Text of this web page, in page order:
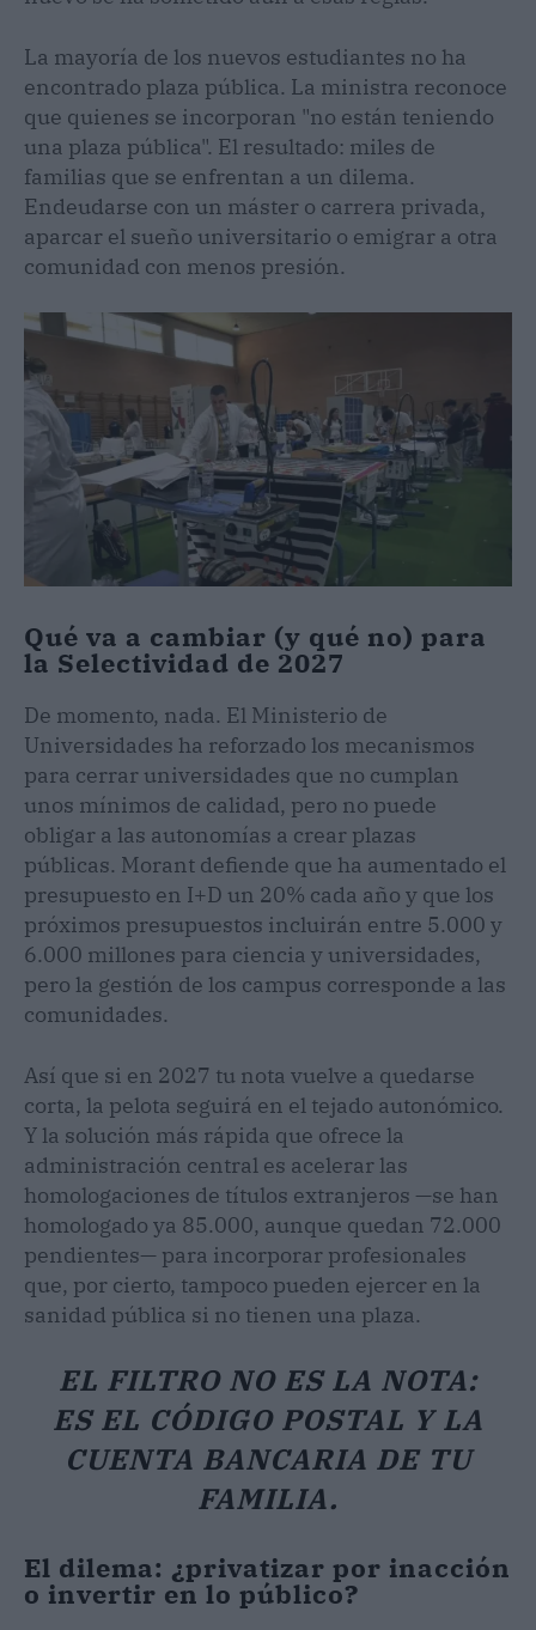
La mayoría de los nuevos estudiantes no ha
encontrado plaza pública. La ministra reconoce
que quienes se incorporan "no están teniendo
una plaza pública". El resultado: miles de
familias que se enfrentan a un dilema.
Endeudarse con un máster o carrera privada,
aparcar el sueño universitario o emigrar a otra
comunidad con menos presión.
Qué va a cambiar (y qué no) para
la Selectividad de 2027
De momento, nada. El Ministerio de
Universidades ha reforzado los mecanismos
para cerrar universidades que no cumplan
unos mínimos de calidad, pero no puede
obligar a las autonomías a crear plazas
públicas. Morant defiende que ha aumentado el
presupuesto en I+D un 20% cada año y que los
próximos presupuestos incluirán entre 5.000 y
6.000 millones para ciencia y universidades,
pero la gestión de los campus corresponde a las
comunidades.
Así que si en 2027 tu nota vuelve a quedarse
corta, la pelota seguirá en el tejado autonómico.
Y la solución más rápida que ofrece la
administración central es acelerar las
homologaciones de títulos extranjeros —se han
homologado ya 85.000, aunque quedan 72.000
pendientes— para incorporar profesionales
que, por cierto, tampoco pueden ejercer en la
sanidad pública si no tienen una plaza.
EL FILTRO NO ES LA NOTA:
ES EL CÓDIGO POSTAL Y LA
CUENTA BANCARIA DE TU
FAMILIA.
El dilema: ¿privatizar por inacción
o invertir en lo público?